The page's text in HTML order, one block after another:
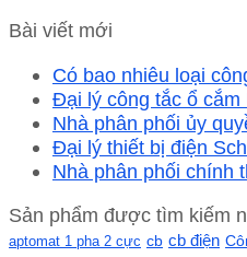
Bài viết mới
Có bao nhiêu loại
Đại lý công tắc ổ cắm
Nhà phân phối ủy
Đại lý thiết bị điện
Nhà phân phối chính
Sản phẩm được tìm kiếm
aptomat 1 pha 2 cực cb cb điện